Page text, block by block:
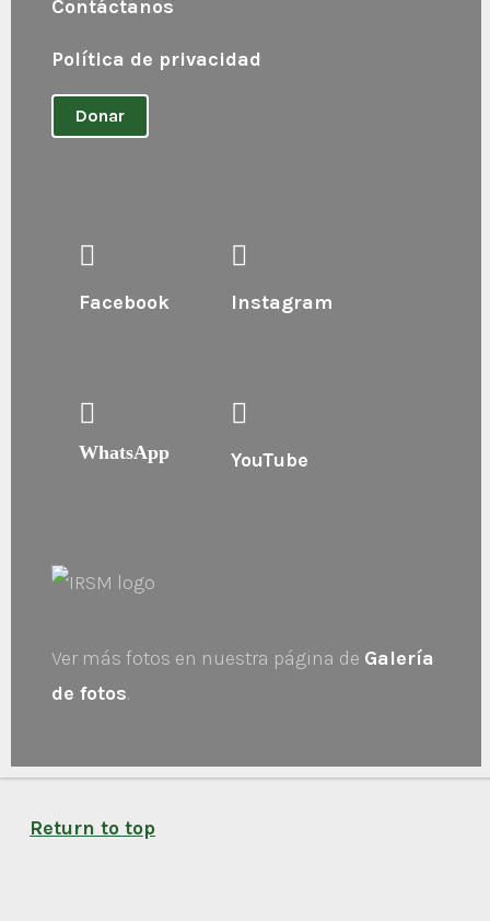
Contáctanos
Política de privacidad
Donar
Facebook Instagram
WhatsApp YouTube
Ver más fotos en nuestra página de Galería
de fotos.
Return to top